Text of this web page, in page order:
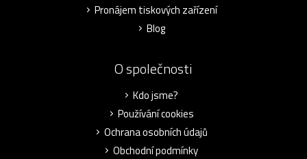
Pronájem tiskových zařízení
Blog
O společnosti
Kdo jsme?
Používání cookies
Ochrana osobních údajů
Obchodní podmínky